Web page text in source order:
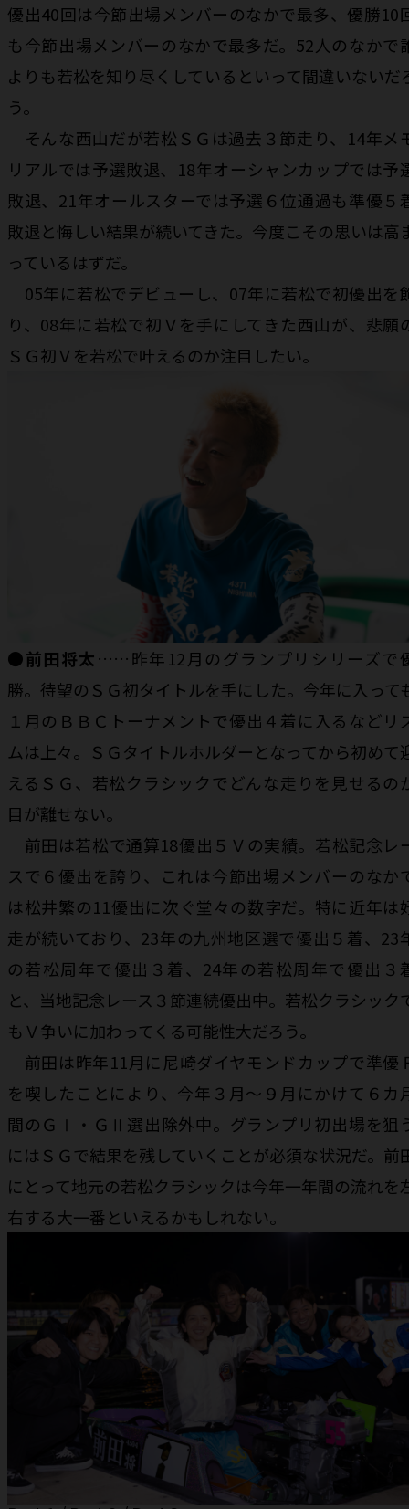
優出40回は今節出場メンバーのなかで最多、優勝10
も今節出場メンバーのなかで最多だ。52人のなかで
よりも若松を知り尽くしているといって間違いないだ
う。
そんな西山だが若松ＳＧは過去３節走り、14年メ
リアルでは予選敗退、18年オーシャンカップでは予
敗退、21年オールスターでは予選６位通過も準優５
敗退と悔しい結果が続いてきた。今度こその思いは高
っているはずだ。
05年に若松でデビューし、07年に若松で初優出を
り、08年に若松で初Ｖを手にしてきた西山が、悲願
ＳＧ初Ｖを若松で叶えるのか注目したい。
●前田将太……昨年12月のグランプリシリーズで
勝。待望のＳＧ初タイトルを手にした。今年に入って
１月のＢＢＣトーナメントで優出４着に入るなどリ
ムは上々。ＳＧタイトルホルダーとなってから初めて
えるＳＧ、若松クラシックでどんな走りを見せるの
目が離せない。
前田は若松で通算18優出５Ｖの実績。若松記念レ
スで６優出を誇り、これは今節出場メンバーのなか
は松井繁の11優出に次ぐ堂々の数字だ。特に近年は
走が続いており、23年の九州地区選で優出５着、23
の若松周年で優出３着、24年の若松周年で優出３
と、当地記念レース３節連続優出中。若松クラシック
もＶ争いに加わってくる可能性大だろう。
前田は昨年11月に尼崎ダイヤモンドカップで準優
を喫したことにより、今年３月～９月にかけて６カ
間のＧⅠ・ＧⅡ選出除外中。グランプリ初出場を狙
にはＳＧで結果を残していくことが必須な状況だ。前
にとって地元の若松クラシックは今年一年間の流れを
右する大一番といえるかもしれない。